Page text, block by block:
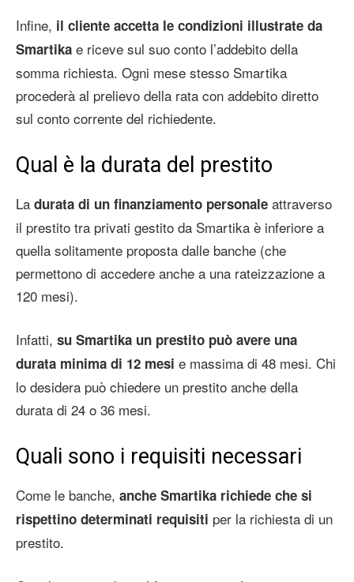
Infine, il cliente accetta le condizioni illustrate da
Smartika e riceve sul suo conto l’addebito della
somma richiesta. Ogni mese stesso Smartika
procederà al prelievo della rata con addebito diretto
sul conto corrente del richiedente.
Qual è la durata del prestito
La durata di un finanziamento personale attraverso
il prestito tra privati gestito da Smartika è inferiore a
quella solitamente proposta dalle banche (che
permettono di accedere anche a una rateizzazione a
120 mesi).
Infatti, su Smartika un prestito può avere una
durata minima di 12 mesi e massima di 48 mesi. Chi
lo desidera può chiedere un prestito anche della
durata di 24 o 36 mesi.
Quali sono i requisiti necessari
Come le banche, anche Smartika richiede che si
rispettino determinati requisiti per la richiesta di un
prestito.